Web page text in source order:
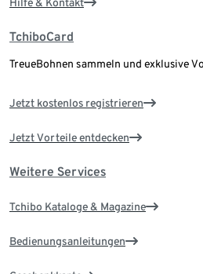
TchiboCard
TreueBohnen sammeln und exklusive
Jetzt kostenlos registrieren
Jetzt Vorteile entdecken
Weitere Services
Tchibo Kataloge & Magazine
Bedienungsanleitungen